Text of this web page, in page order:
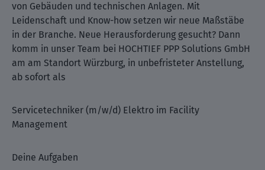
von Gebäuden und technischen Anlagen. Mit
Leidenschaft und Know-how setzen wir neue Maßstäbe
in der Branche. Neue Herausforderung gesucht? Dann
komm in unser Team bei HOCHTIEF PPP Solutions GmbH
am am Standort Würzburg, in unbefristeter Anstellung,
ab sofort als
Servicetechniker (m/w/d) Elektro im Facility
Management
Deine Aufgaben